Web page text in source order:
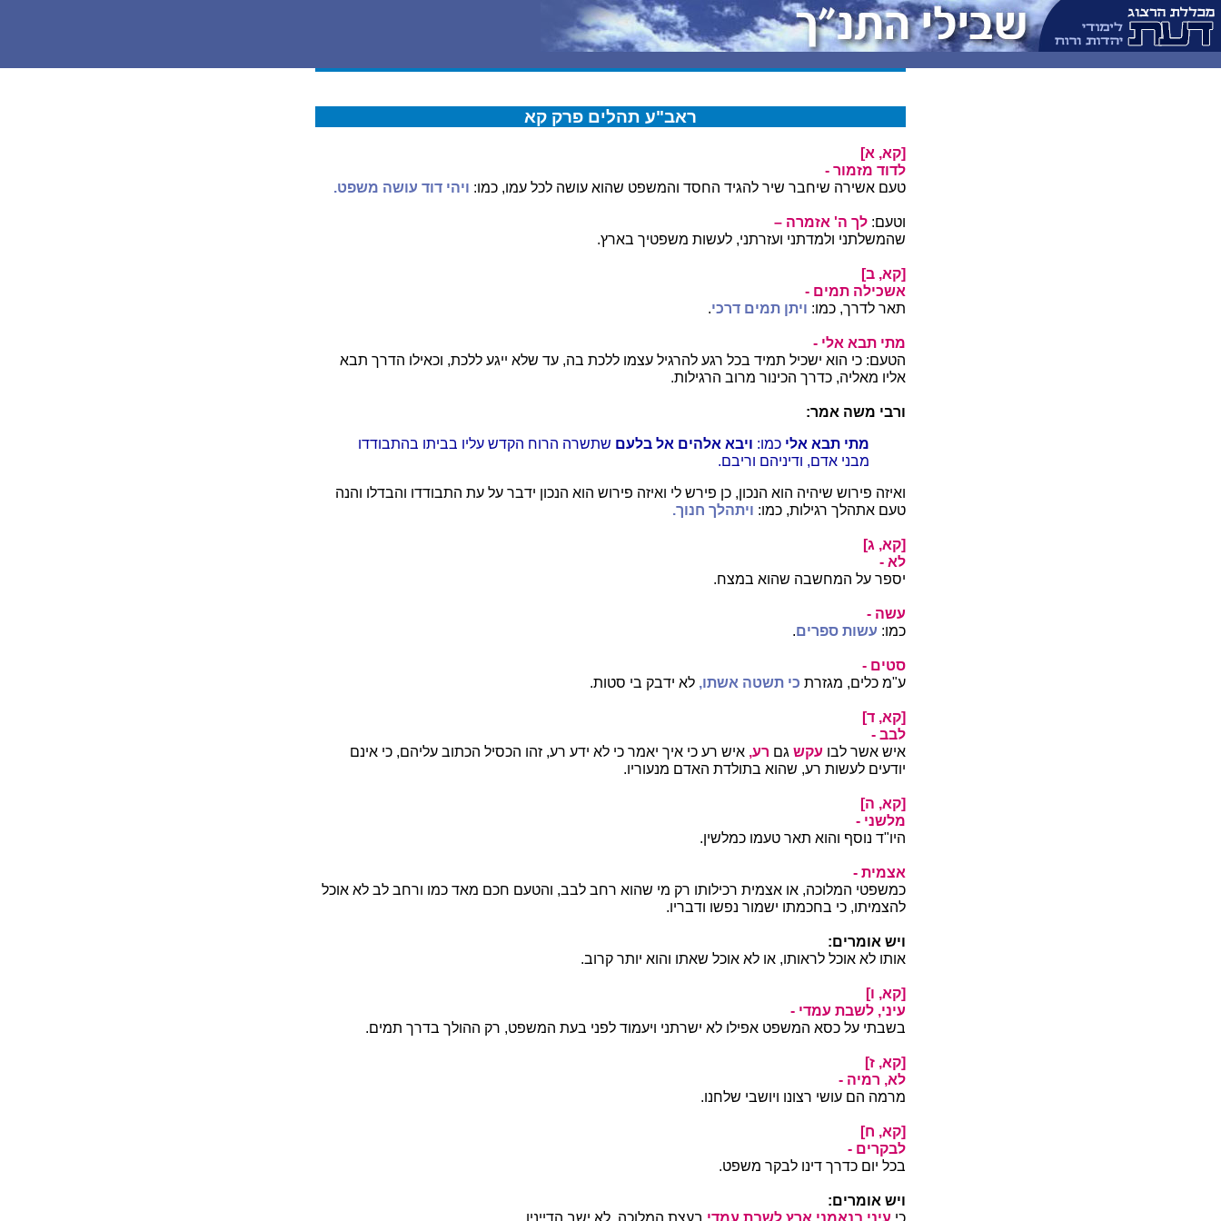
ראב"ע תהלים פרק קא
[קא, א]
לדוד מזמור -
טעם אשירה שיחבר שיר להגיד החסד והמשפט שהוא עושה לכל עמו, כמו: ויהי דוד עושה משפט.
וטעם: לך ה' אזמרה –
שהמשלתני ולמדתני ועזרתני, לעשות משפטיך בארץ.
[קא, ב]
אשכילה תמים -
תאר לדרך, כמו: ויתן תמים דרכי.
מתי תבא אלי -
הטעם: כי הוא ישכיל תמיד בכל רגע להרגיל עצמו ללכת בה, עד שלא ייגע ללכת, וכאילו הדרך תבא
אליו מאליה, כדרך הכינור מרוב הרגילות.
ורבי משה אמר:
מתי תבא אלי כמו: ויבא אלהים אל בלעם שתשרה הרוח הקדש עליו בביתו בהתבודדו
מבני אדם, ודיניהם וריבם.
ואיזה פירוש שיהיה הוא הנכון, כן פירש לי ואיזה פירוש הוא הנכון ידבר על עת התבודדו והבדלו והנה
טעם אתהלך רגילות, כמו: ויתהלך חנוך.
[קא, ג]
לא -
יספר על המחשבה שהוא במצח.
עשה -
כמו: עשות ספרים.
סטים -
ע"מ כלים, מגזרת כי תשטה אשתו, לא ידבק בי סטות.
[קא, ד]
לבב -
איש אשר לבו עקש גם רע, איש רע כי איך יאמר כי לא ידע רע, זהו הכסיל הכתוב עליהם, כי אינם
יודעים לעשות רע, שהוא בתולדת האדם מנעוריו.
[קא, ה]
מלשני -
היו"ד נוסף והוא תאר טעמו כמלשין.
אצמית -
כמשפטי המלוכה, או אצמית רכילותו רק מי שהוא רחב לבב, והטעם חכם מאד כמו ורחב לב לא אוכל
להצמיתו, כי בחכמתו ישמור נפשו ודבריו.
ויש אומרים:
אותו לא אוכל לראותו, או לא אוכל שאתו והוא יותר קרוב.
[קא, ו]
עיני, לשבת עמדי -
בשבתי על כסא המשפט אפילו לא ישרתני ויעמוד לפני בעת המשפט, רק ההולך בדרך תמים.
[קא, ז]
לא, רמיה -
מרמה הם עושי רצונו ויושבי שלחנו.
[קא, ח]
לבקרים -
בכל יום כדרך דינו לבקר משפט.
ויש אומרים:
כי עיני בנאמני ארץ לשבת עמדי בעצת המלוכה, לא ישב הדיינין.